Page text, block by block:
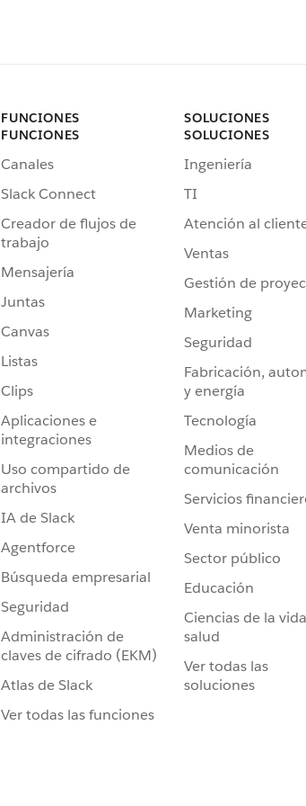
FUNCIONES
FUNCIONES
Canales
Slack Connect
Creador de flujos de
trabajo
Mensajería
Juntas
Canvas
Listas
Clips
Aplicaciones e
integraciones
Uso compartido de
archivos
IA de Slack
Agentforce
Búsqueda empresarial
Seguridad
Administración de
claves de cifrado (EKM)
Atlas de Slack
Ver todas las funciones
SOLUCIONES
SOLUCIONES
Ingeniería
TI
Atención al
Ventas
Gestión de
Marketing
Seguridad
Fabricación,
y energía
Tecnología
Medios de
comunicación
Servicios
Venta minorista
Sector público
Educación
Ciencias de la
salud
Ver todas las
soluciones